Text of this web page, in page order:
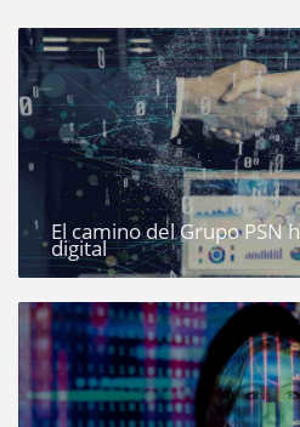
El camino del Grupo PSN
digital